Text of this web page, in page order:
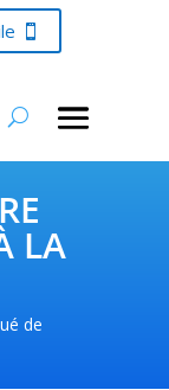
LA
de